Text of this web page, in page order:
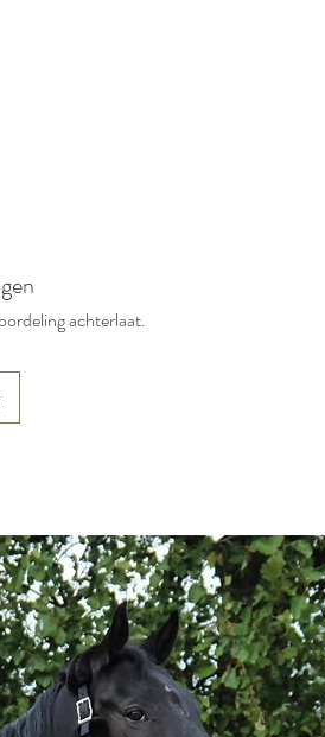
achterlaat.